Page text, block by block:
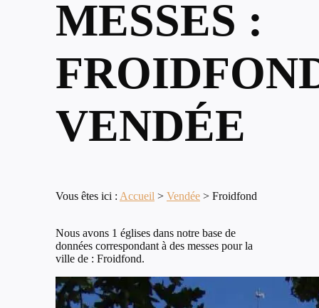
MESSES :
VENDÉE
Vous êtes ici : Accueil > Vendée > Froidfond
Nous avons 1 églises dans notre base de
données correspondant à des messes pour la
ville de : Froidfond.